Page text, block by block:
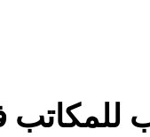
للمكاتب